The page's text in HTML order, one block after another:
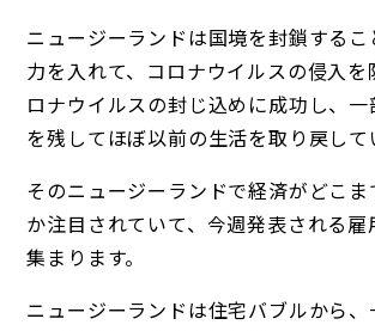
ニュージーランドは国境を封鎖するこ
力を入れて、コロナウイルスの侵入を
ロナウイルスの封じ込めに成功し、
を残してほぼ以前の生活を取り戻して
そのニュージーランドで経済がどこま
か注目されていて、今週発表される雇
集まります。
ニュージーランドは住宅バブルから、